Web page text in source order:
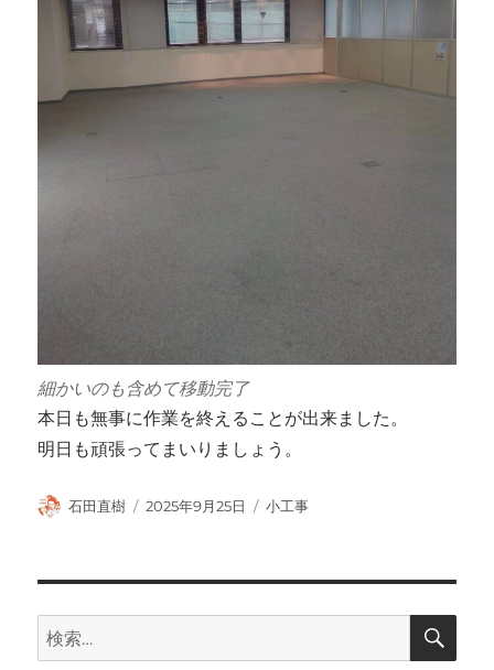
細かいのも含めて移動完了
本日も無事に作業を終えることが出来ました。
明日も頑張ってまいりましょう。
投
石田直樹
投
2025年9月25日
カ
小工事
検
索:
検